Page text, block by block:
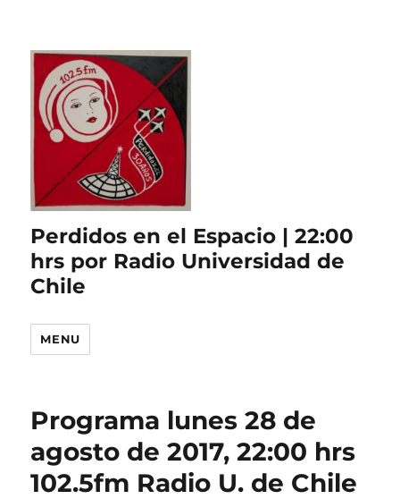
Perdidos en el Espacio | 22:00
hrs por Radio Universidad de
Chile
MENU
Programa lunes 28 de
agosto de 2017, 22:00 hrs
102.5fm Radio U. de Chile